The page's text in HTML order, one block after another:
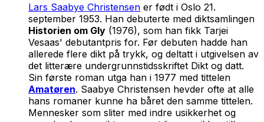
Lars Saabye Christensen er født i Oslo 21.
september 1953. Han debuterte med diktsamlingen
Historien om Gly (1976), som han fikk Tarjei
Vesaas' debutantpris for. Før debuten hadde han
allerede flere dikt på trykk, og deltatt i utgivelsen av
det litterære undergrunnstidsskriftet Dikt og datt.
Sin første roman utga han i 1977 med tittelen
Amatøren. Saabye Christensen hevder ofte at alle
hans romaner kunne ha båret den samme tittelen.
Mennesker som sliter med indre usikkerhet og